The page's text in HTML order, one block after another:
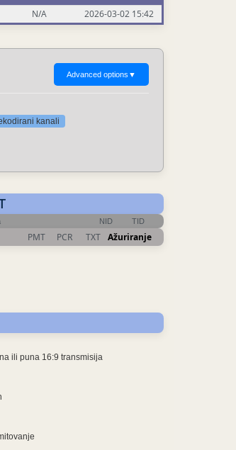
N/A 2026-03-02 15:42
Advanced options ▼
kanali
NID TID
PMT PCR TXT Ažuriranje
ili puna 16:9 transmisija